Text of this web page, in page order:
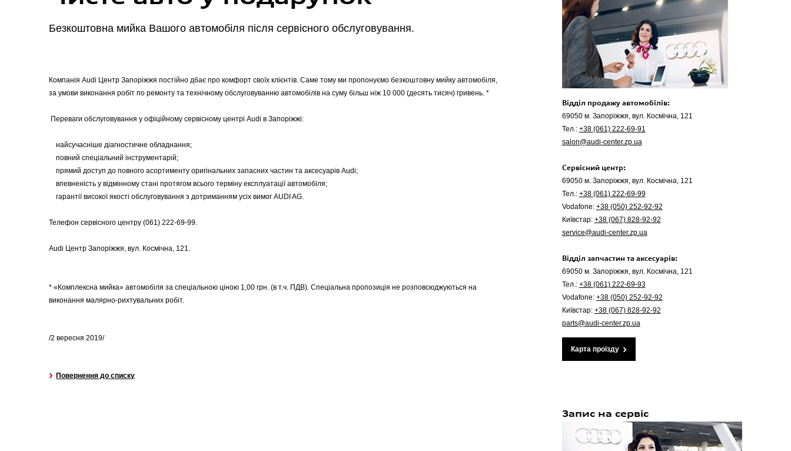
Безкоштовна мийка Вашого автомобіля після сервісного обслуговування.
Компанія Audi Центр Запоріжжя постійно дбає про комфорт своїх клієнтів. Саме тому ми пропонуємо безкоштовну мийку автомобіля,
за умови виконання робіт по ремонту та технічному обслуговуванню автомобілів на суму більш ніж 10 000 (десять тисяч) гривень. *
Переваги обслуговування у офіційному сервісному центрі Audi в Запоріжжі:
найсучасніше діагностичне обладнання;
повний спеціальний інструментарій;
прямий доступ до повного асортименту оригінальних запасних частин та аксесуарів Audi;
впевненість у відмінному стані протягом всього терміну експлуатації автомобіля;
гарантії високої якості обслуговування з дотриманням усіх вимог AUDI AG.
Телефон сервісного центру (061) 222-69-99.
Audi Центр Запоріжжя, вул. Космічна, 121.
* «Комплексна мийка» автомобіля за спеціальною ціною 1,00 грн. (в т.ч. ПДВ). Спеціальна пропозиція не розповсюджуються на
виконання малярно-рихтувальних робіт.
/2 вересня 2019/
Повернення до списку
Відділ продажу автомобілів:
69050 м. Запоріжжя, вул. Космічна, 121
Тел.: +38 (061) 222-69-91
salon@audi-center.zp.ua
Сервісний центр:
69050 м. Запоріжжя, вул. Космічна, 121
Тел.: +38 (061) 222-69-99
Vodafone: +38 (050) 252-92-92
Київстар: +38 (067) 828-92-92
service@audi-center.zp.ua
Відділ запчастин та аксесуарів:
69050 м. Запоріжжя, вул. Космічна, 121
Тел.: +38 (061) 222-69-93
Vodafone: +38 (050) 252-92-92
Київстар: +38 (067) 828-92-92
parts@audi-center.zp.ua
Карта проїзду
Запис на сервіс